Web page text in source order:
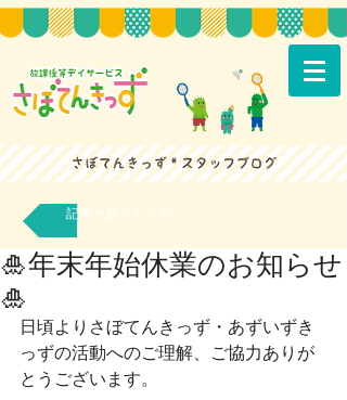
記事一覧へもどる
🎍年末年始休業のお知らせ
🎍
日頃よりさぼてんきっず・あずいずき
っずの活動へのご理解、ご協力ありが
とうございます。